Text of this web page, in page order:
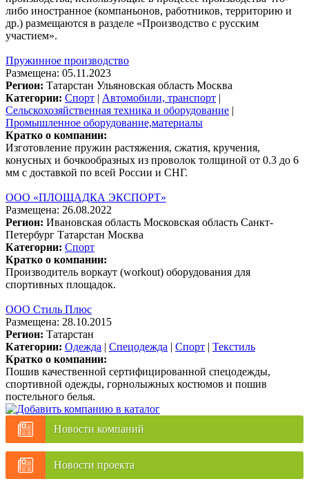
либо иностранное (компаньонов, работников, территорию и
др.) размещаются в разделе «Производство с русским
участием».
Пружинное производство
Размещена: 05.11.2023
Регион: Татарстан Ульяновская область Москва
Категории: Спорт | Автомобили, транспорт |
Сельскохозяйственная техника и оборудование |
Промышленное оборудование,материалы
Кратко о компании:
Изготовление пружин растяжения, сжатия, кручения,
конусных и бочкообразных из проволок толщиной от 0.3 до 6
мм с доставкой по всей России и СНГ.
ООО «ПЛОЩАДКА ЭКСПОРТ»
Размещена: 26.08.2022
Регион: Ивановская область Московская область Санкт-
Петербург Татарстан Москва
Категории: Спорт
Кратко о компании:
Производитель воркаут (workout) оборудования для
спортивных площадок.
ООО Стиль Плюс
Размещена: 28.10.2015
Регион: Татарстан
Категории: Одежда | Спецодежда | Спорт | Текстиль
Кратко о компании:
Пошив качественной сертифицированной спецодежды,
спортивной одежды, горнолыжных костюмов и пошив
постельного белья.
Новости компаний
Новости проекта